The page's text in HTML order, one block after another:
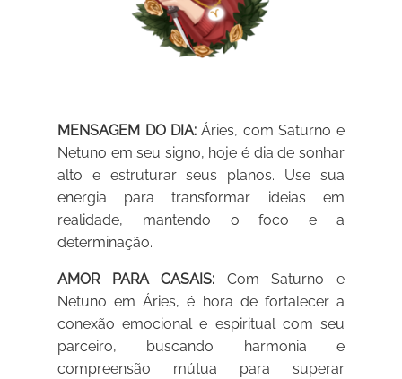
MENSAGEM DO DIA: Áries, com Saturno e
Netuno em seu signo, hoje é dia de sonhar
alto e estruturar seus planos. Use sua
energia para transformar ideias em
realidade, mantendo o foco e a
determinação.
AMOR PARA CASAIS: Com Saturno e
Netuno em Áries, é hora de fortalecer a
conexão emocional e espiritual com seu
parceiro, buscando harmonia e
compreensão mútua para superar